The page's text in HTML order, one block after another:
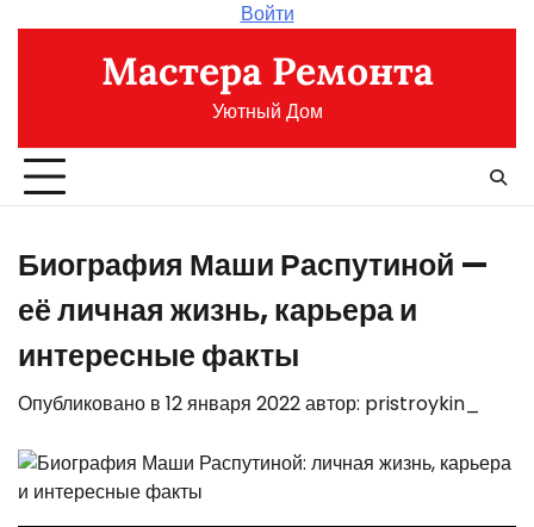
содержимому
Войти
Мастера Ремонта
Уютный Дом
Биография Маши Распутиной —
её личная жизнь, карьера и
интересные факты
Опубликовано в 12 января 2022автор: pristroykin_